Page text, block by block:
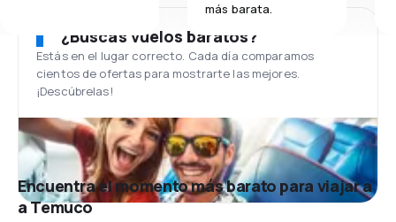
más barata.
¿Buscas vuelos baratos?
Estás en el lugar correcto. Cada día comparamos
cientos de ofertas para mostrarte las mejores.
¡Descúbrelas!
Encuentra el momento más barato para viajar a
a Temuco